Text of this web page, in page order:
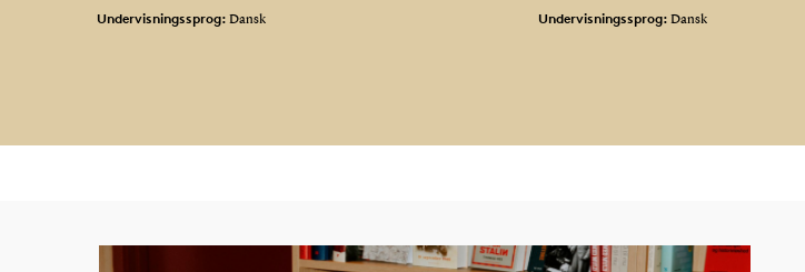
Undervisningssprog: Dansk Undervisningssprog: Dansk